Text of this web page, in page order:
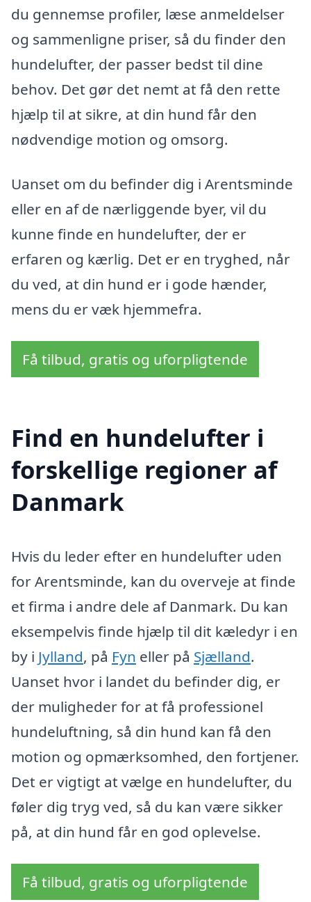
du gennemse profiler, læse anmeldelser
og sammenligne priser, så du finder den
hundelufter, der passer bedst til dine
behov. Det gør det nemt at få den rette
hjælp til at sikre, at din hund får den
nødvendige motion og omsorg.
Uanset om du befinder dig i Arentsminde
eller en af de nærliggende byer, vil du
kunne finde en hundelufter, der er
erfaren og kærlig. Det er en tryghed, når
du ved, at din hund er i gode hænder,
mens du er væk hjemmefra.
Få tilbud, gratis og uforpligtende
Find en hundelufter i
forskellige regioner af
Danmark
Hvis du leder efter en hundelufter uden
for Arentsminde, kan du overveje at finde
et firma i andre dele af Danmark. Du kan
eksempelvis finde hjælp til dit kæledyr i en
by i Jylland, på Fyn eller på Sjælland.
Uanset hvor i landet du befinder dig, er
der muligheder for at få professionel
hundeluftning, så din hund kan få den
motion og opmærksomhed, den fortjener.
Det er vigtigt at vælge en hundelufter, du
føler dig tryg ved, så du kan være sikker
på, at din hund får en god oplevelse.
Få tilbud, gratis og uforpligtende